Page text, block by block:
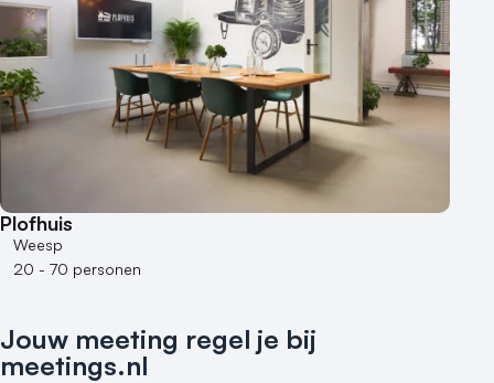
10 of meer zalen
Aantal personen
1 - 50 personen
50 - 100 personen
100 - 250 personen
Bijzondere locaties
Buitenlocatie
Groene locatie
Heisessie
Plofhuis
Weesp
20 - 70 personen
Jouw meeting regel je bij
meetings.nl